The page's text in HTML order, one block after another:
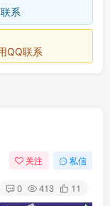
系
联系
关注 私信
0 413 11